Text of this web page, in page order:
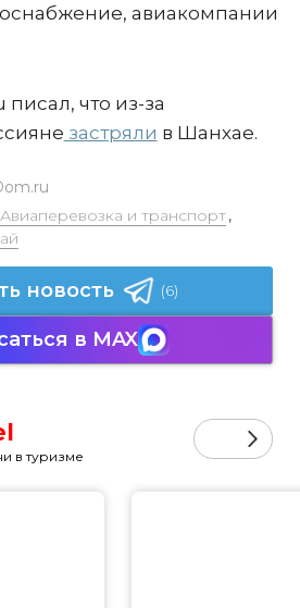
авиакомпании
что из-за
застряли в Шанхае.
Авиаперевозка и транспорт,
новость (6)
в MAX
в туризме